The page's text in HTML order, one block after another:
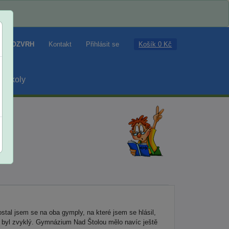
ROZVRH Kontakt Přihlásit se Košík 0 Kč
školy
jsem se na oba gymply, na které jsem se hlásil,
zvyklý. Gymnázium Nad Štolou mělo navíc ještě